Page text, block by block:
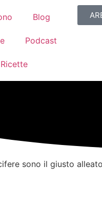
Blog
Podcast
Ricette
sono il giusto